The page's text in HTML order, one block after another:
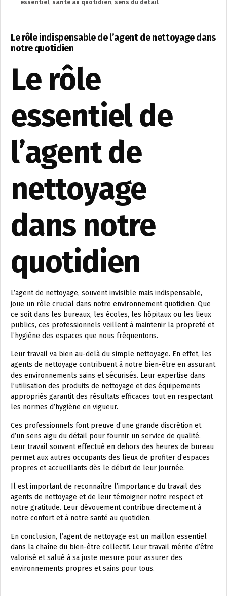
essentiel, santé au quotidien, sens du détail
Le rôle indispensable de l’agent de nettoyage dans
notre quotidien
Le rôle
essentiel de
l’agent de
nettoyage
dans notre
quotidien
L’agent de nettoyage, souvent invisible mais indispensable,
joue un rôle crucial dans notre environnement quotidien. Que
ce soit dans les bureaux, les écoles, les hôpitaux ou les lieux
publics, ces professionnels veillent à maintenir la propreté et
l’hygiène des espaces que nous fréquentons.
Leur travail va bien au-delà du simple nettoyage. En effet, les
agents de nettoyage contribuent à notre bien-être en assurant
des environnements sains et sécurisés. Leur expertise dans
l’utilisation des produits de nettoyage et des équipements
appropriés garantit des résultats efficaces tout en respectant
les normes d’hygiène en vigueur.
Ces professionnels font preuve d’une grande discrétion et
d’un sens aigu du détail pour fournir un service de qualité.
Leur travail souvent effectué en dehors des heures de bureau
permet aux autres occupants des lieux de profiter d’espaces
propres et accueillants dès le début de leur journée.
Il est important de reconnaître l’importance du travail des
agents de nettoyage et de leur témoigner notre respect et
notre gratitude. Leur dévouement contribue directement à
notre confort et à notre santé au quotidien.
En conclusion, l’agent de nettoyage est un maillon essentiel
dans la chaîne du bien-être collectif. Leur travail mérite d’être
valorisé et salué à sa juste mesure pour assurer des
environnements propres et sains pour tous.